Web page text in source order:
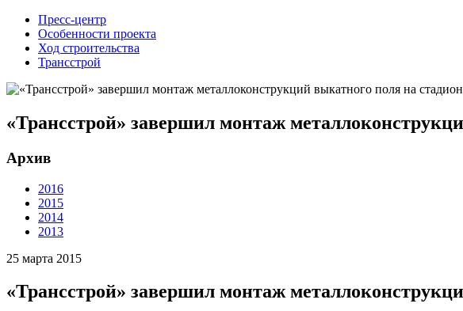
Пресс-центр
Особенности проекта
Ход строительства
Трансстрой
«Трансстрой» завершил монтаж
Архив
2016
2015
2014
2013
25 марта 2015
«Трансстрой» завершил монтаж